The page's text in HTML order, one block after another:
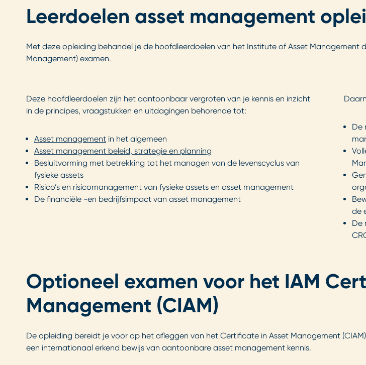
Leerdoelen asset management
Met deze opleiding behandel je de hoofdleerdoelen van het Institute of Asset Management
Management) examen.
Deze hoofdleerdoelen zijn het aantoonbaar vergroten van je kennis en inzicht
in de principes, vraagstukken en uitdagingen behorende tot:
Asset management in het algemeen
Asset management beleid, strategie en planning
Besluitvorming met betrekking tot het managen van de levenscyclus van
fysieke assets
Risico’s en risicomanagement van fysieke assets en asset management
De financiële -en bedrijfsimpact van asset management
De
de
De
Optioneel examen voor het IAM
Management (CIAM)
De opleiding bereidt je voor op het afleggen van het Certificate in Asset Management
een internationaal erkend bewijs van aantoonbare asset management kennis.